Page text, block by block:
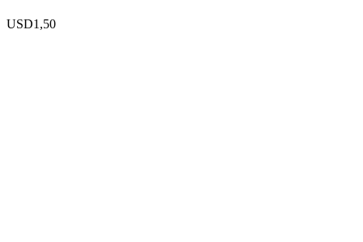
USD1,50